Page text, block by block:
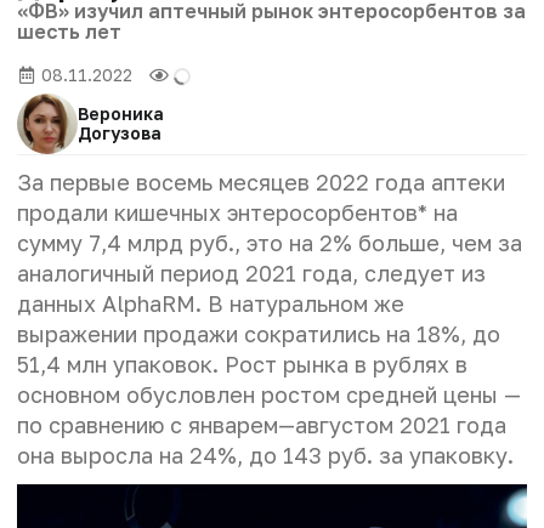
«ФВ» изучил аптечный рынок энтеросорбентов за
шесть лет
08.11.2022
Вероника
Догузова
За первые восемь месяцев 2022 года аптеки
продали кишечных энтеросорбентов* на
сумму 7,4 млрд руб., это на 2% больше, чем за
аналогичный период 2021 года, следует из
данных AlphaRM. В натуральном же
выражении продажи сократились на 18%, до
51,4 млн упаковок. Рост рынка в рублях в
основном обусловлен ростом средней цены —
по сравнению с январем—августом 2021 года
она выросла на 24%, до 143 руб. за упаковку.